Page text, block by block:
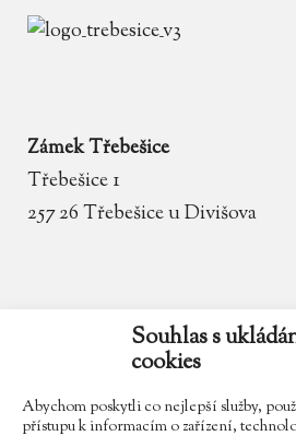
Souhlas s
cookies
Abychom poskytli co nejlepší služby,
přístupu k informacím o zařízení,
Zámek Třebešice
Třebešice 1
257 26 Třebešice u Divišova
zamek.trebesice@volny.cz
602 354 467